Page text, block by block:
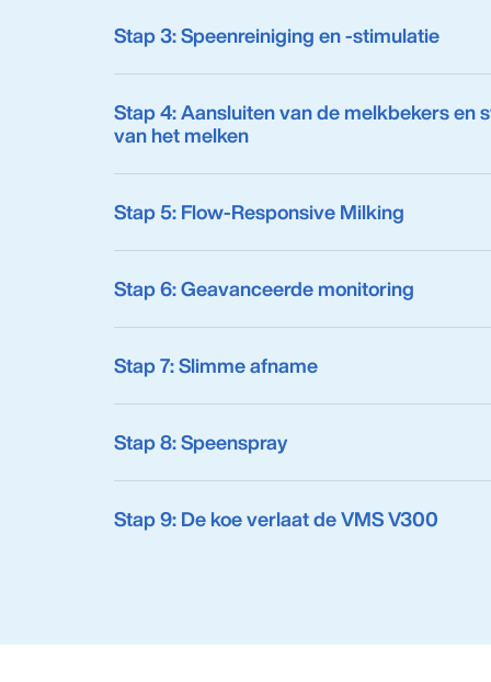
Stap 3: Speenreiniging en ‑stimulatie
Stap 4: Aansluiten van de melkbekers en
van het melken
Stap 5: Flow‑Responsive Milking
Stap 6: Geavanceerde monitoring
Stap 7: Slimme afname
Stap 8: Speenspray
Stap 9: De koe verlaat de VMS V300